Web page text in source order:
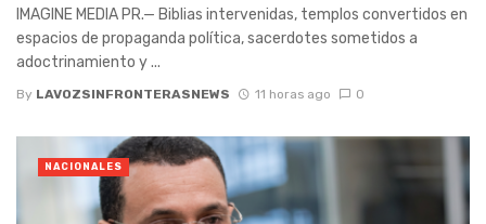
IMAGINE MEDIA PR.— Biblias intervenidas, templos convertidos en
espacios de propaganda política, sacerdotes sometidos a
adoctrinamiento y ...
By LAVOZSINFRONTERASNEWS 11 horas ago 0
NACIONALES